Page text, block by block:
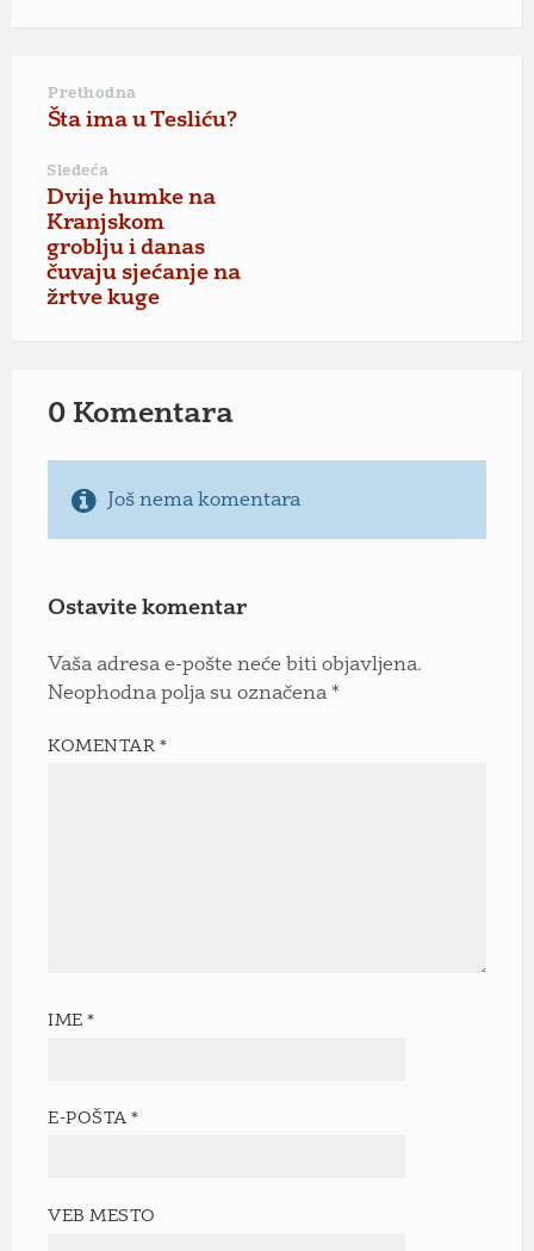
Prethodna
Šta ima u Tesliću?
Sledeća
Dvije humke na
Kranjskom
groblju i danas
čuvaju sjećanje na
žrtve kuge
0 Komentara
Još nema komentara
Ostavite komentar
Vaša adresa e-pošte neće biti objavljena.
Neophodna polja su označena *
KOMENTAR*
IME*
E-POŠTA*
VEB MESTO